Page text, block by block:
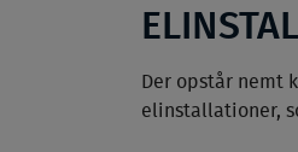
Der opstår nemt
elinstallationer,